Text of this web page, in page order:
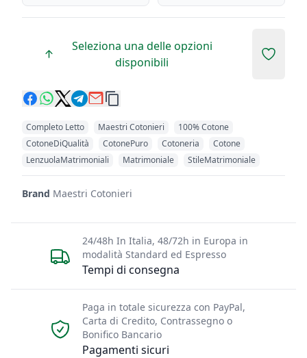
Seleziona una delle opzioni
disponibili
Add to
Completo Letto Maestri Cotonieri
100% Cotone
CotoneDiQualità
CotonePuro Cotoneria
Cotone
LenzuolaMatrimoniali
Matrimoniale StileMatrimoniale
Brand Maestri Cotonieri
Tempi di consegna
24/48h In Italia, 48/72h in Europa in
modalità Standard ed Espresso
Pagamenti sicuri
Paga in totale sicurezza con PayPal,
Carta di Credito, Contrassegno o
Bonifico Bancario